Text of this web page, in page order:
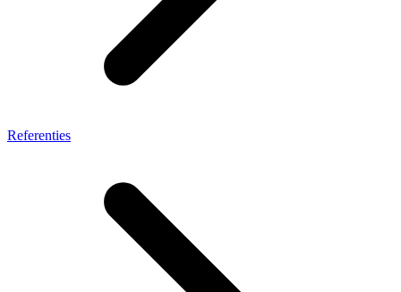
Referenties